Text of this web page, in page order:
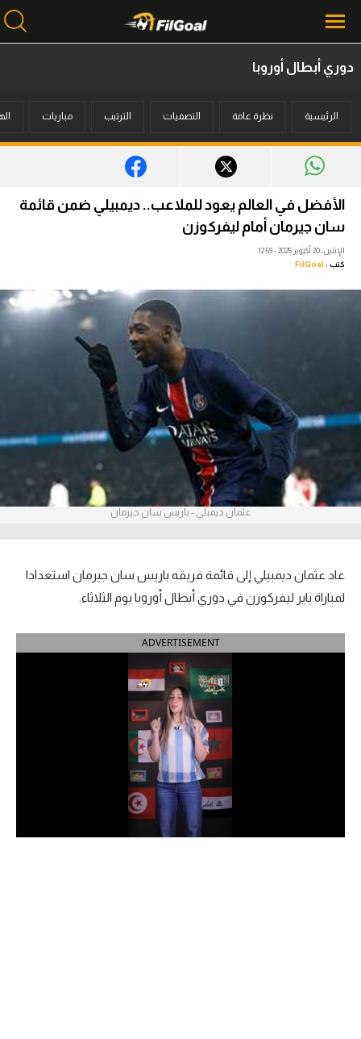
أخبار
ميركاتو
فانتازي في الجول
مسابقة التوقعات
ركن الألعاب
بطولات
أمريكا 2026
الدوري الإنجليزي الممتاز
الدوري الإسباني
الدوري السعودي للمحترفين
دوري أبطال أوروبا
الرئيسية نظرة عامة التصفيات الترتيب مباريات
الأفضل في العالم يعود للملاعب.. ديمبيلي ضمن قائمة
سان جيرمان أمام ليفركوزن
الإثنين، 20 أكتوبر 2025 - 12:59
كتب : FilGoal
عثمان ديمبلي - باريس سان جيرمان
عاد عثمان ديمبيلي إلى قائمة فريقه باريس سان جيرمان استعدادا
لمباراة باير ليفركوزن في دوري أبطال أوروبا يوم الثلاثاء.
ADVERTISEMENT